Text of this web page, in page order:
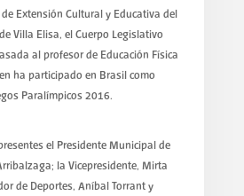
de Extensión Cultural y Educativa del
Villa Elisa, el Cuerpo Legislativo
al profesor de Educación Física
ha participado en Brasil como
Paralímpicos 2016.
el Presidente Municipal de
la Vicepresidente, Mirta
de Deportes, Aníbal Torrant y